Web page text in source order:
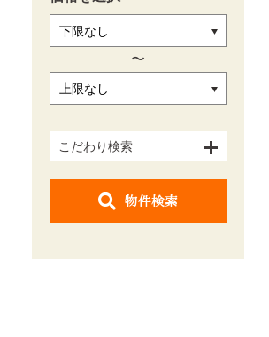
〜
こだわり検索
物件検索